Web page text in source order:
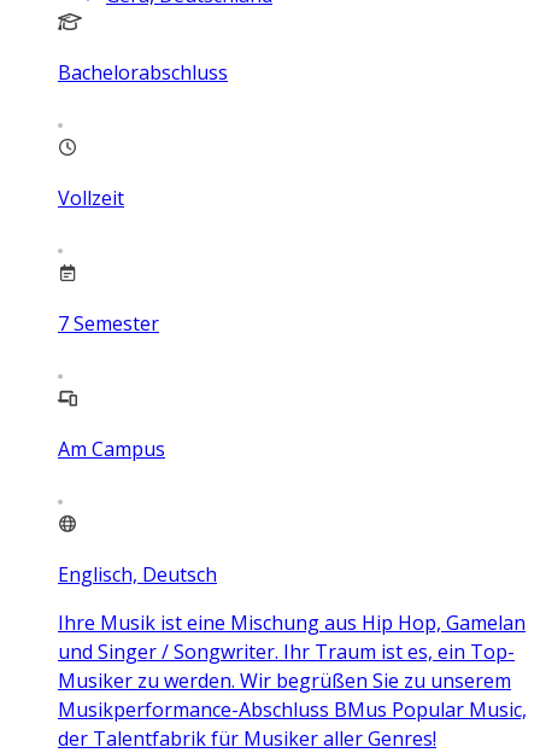
Bachelorabschluss
Vollzeit
7Semester
Am Campus
Englisch, Deutsch
Ihre Musik ist eine Mischung aus Hip Hop, Gamelan
und Singer / Songwriter. Ihr Traum ist es, ein Top-
Musiker zu werden. Wir begrüßen Sie zu unserem
Musikperformance-Abschluss BMus Popular Music,
der Talentfabrik für Musiker aller Genres!